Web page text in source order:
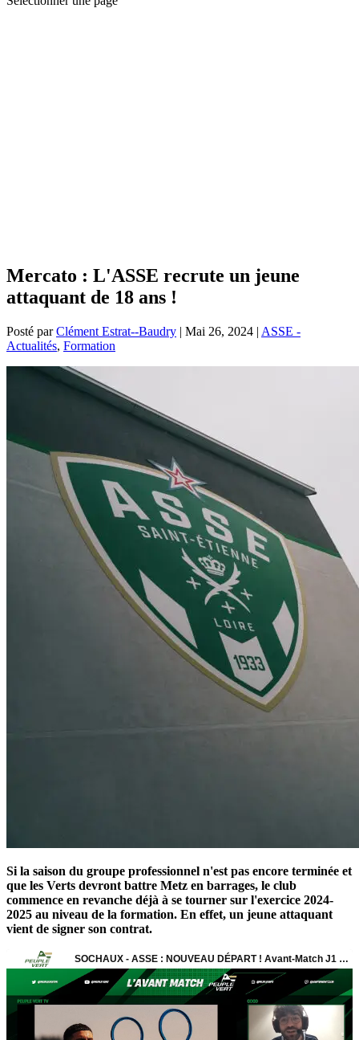
Mercato : L'ASSE recrute un jeune
attaquant de 18 ans !
Posté parClément Estrat--Baudry | Mai 26, 2024 | ASSE -
Actualités, Formation
Si la saison du groupe professionnel n'est pas encore terminée et
que les Verts devront battre Metz en barrages, le club
commence en revanche déjà à se tourner sur l'exercice 2024-
2025 au niveau de la formation. En effet, un jeune attaquant
vient de signer son contrat.